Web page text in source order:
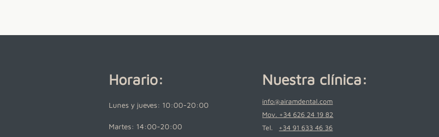
Horario:
Lunes y jueves: 10:00-20:00
Martes: 14:00-20:00
Nuestra clínica:
info@airamdental.com
Mov. +34 626 24 19 82
Tel. +34 91 633 46 36